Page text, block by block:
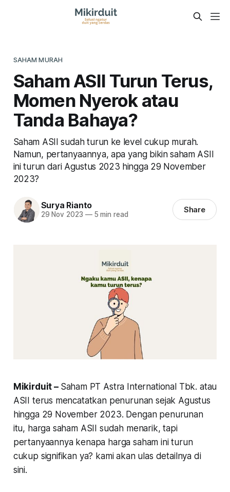
SAHAM MURAH
Saham ASII Turun Terus,
Momen Nyerok atau
Tanda Bahaya?
Saham ASII sudah turun ke level cukup murah.
Namun, pertanyaannya, apa yang bikin saham ASII
ini turun dari Agustus 2023 hingga 29 November
2023?
Surya Rianto
29 Nov 2023 —5 min read Share
Mikirduit – Saham PT Astra International Tbk. atau
ASII terus mencatatkan penurunan sejak Agustus
hingga 29 November 2023. Dengan penurunan
itu, harga saham ASII sudah menarik, tapi
pertanyaannya kenapa harga saham ini turun
cukup signifikan ya? kami akan ulas detailnya di
sini.